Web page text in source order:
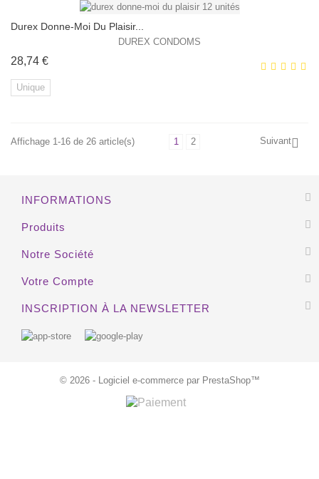
EXCLUSIVITÉ WEB !
Durex Donne-Moi Du Plaisir...
DUREX CONDOMS
28,74 €Prix
Unique
Affichage 1-16 de 26 article(s) 1 2 Suivant
INFORMATIONS
Produits
Notre Société
Votre Compte
INSCRIPTION À LA NEWSLETTER
© 2026 - Logiciel e-commerce par PrestaShop™